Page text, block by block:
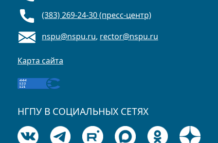
(383) 269-24-30 (пресс-центр)
nspu@nspu.ru, rector@nspu.ru
Карта сайта
НГПУ В СОЦИАЛЬНЫХ СЕТЯХ